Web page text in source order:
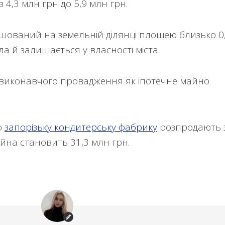
4,3 млн грн до 5,9 млн грн.
на земельній ділянці площею близько
й залишається у власності міста.
провадження як іпотечне майно
запорізьку кондитерську фабрику розпродають
становить 31,3 млн грн.